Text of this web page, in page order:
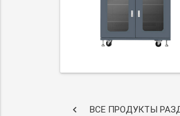
keyboard_arrow_left ВСЕ ПРОДУКТЫ